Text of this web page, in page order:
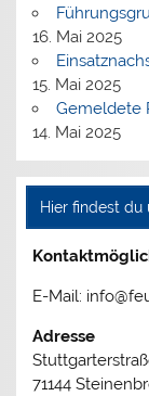
16. Mai 2025
15. Mai 2025
Gemeldete
14. Mai 2025
Hier findest du
E-Mail:
Adresse
71144